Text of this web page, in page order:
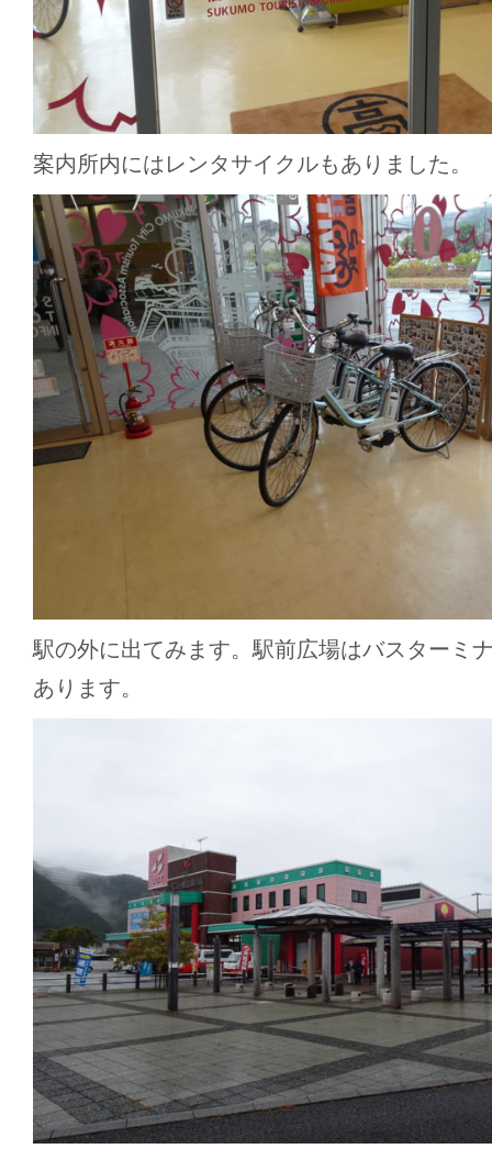
案内所内にはレンタサイクルもありました。
駅の外に出てみます。駅前広場はバスターミ
あります。